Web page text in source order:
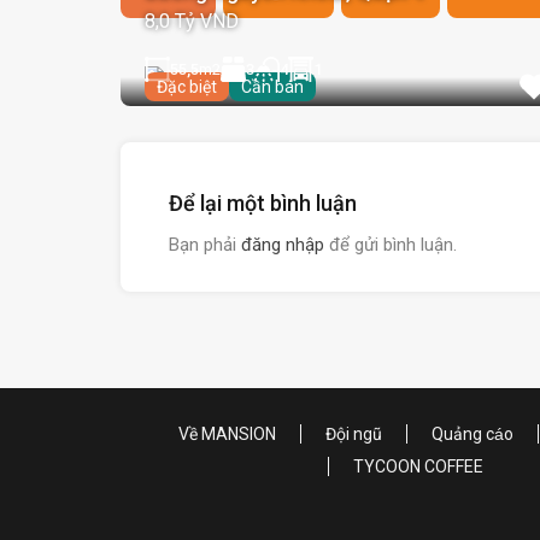
Đặc biệt Cần bán
8,0 Tỷ VND
55,5m2 3 4
Để lại một bình luận
Bạn phải đăng nhập để gửi bình luận.
Về MANSION Đội ngũ Quảng cáo
TYCOON COFFEE